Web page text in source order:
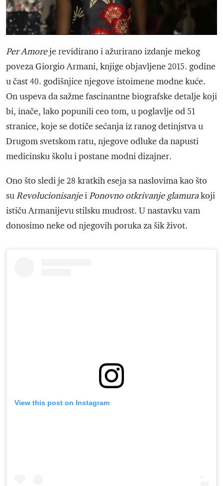
Per Amoreje revidirano i ažurirano izdanje mekog
poveza Giorgio Armani, knjige objavljene 2015. godine
u čast 40. godišnjice njegove istoimene modne kuće.
On uspeva da sažme fascinantne biografske detalje koji
bi, inače, lako popunili ceo tom, u poglavlje od 51
stranice, koje se dotiče sećanja iz ranog detinjstva u
Drugom svetskom ratu, njegove odluke da napusti
medicinsku školu i postane modni dizajner.
Ono što sledi je 28 kratkih eseja sa naslovima kao što
suRevolucionisanjeiPonovno otkrivanje glamurakoji
ističu Armanijevu stilsku mudrost. U nastavku vam
donosimo neke od njegovih poruka za šik život.
View this post on Instagram